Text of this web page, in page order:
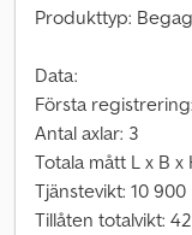
Produkttyp:
Data:
Första
Antal axlar: 3
Totala mått L x B x
Tjänstevikt: 10 900
Tillåten totalvikt: